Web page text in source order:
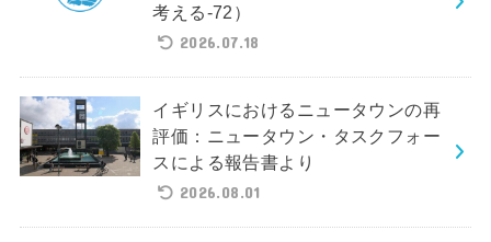
考える-72）
2026.07.18
イギリスにおけるニュータウンの再
評価：ニュータウン・タスクフォー
スによる報告書より
2026.08.01